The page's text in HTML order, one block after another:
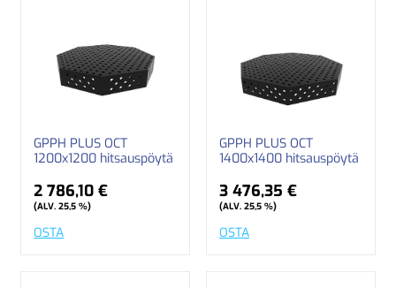
GPPH PLUS OCT
1200x1200 hitsauspöytä
2 786,10 €
(ALV. 25,5 %)
OSTA
GPPH PLUS OCT
1400x1400 hitsauspöytä
3 476,35 €
(ALV. 25,5 %)
OSTA